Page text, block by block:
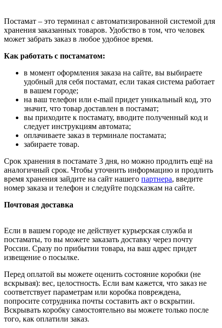
Постамат – это терминал с автоматизированной системой для
хранения заказанных товаров. Удобство в том, что человек
может забрать заказ в любое удобное время.
Как работать с постаматом:
в момент оформления заказа на сайте, вы выбираете
удобный для себя постамат, если такая система работает
в вашем городе;
на ваш телефон или e-mail придет уникальный код, это
значит, что товар доставлен в постамат;
вы приходите к постамату, вводите полученный код и
следует инструкциям автомата;
оплачиваете заказ в терминале постамата;
забираете товар.
Срок хранения в постамате 3 дня, но можно продлить ещё на
аналогичный срок. Чтобы уточнить информацию и продлить
время хранения зайдите на сайт нашего партнера, введите
номер заказа и телефон и следуйте подсказкам на сайте.
Почтовая доставка
Если в вашем городе не действует курьерская служба и
постаматы, то вы можете заказать доставку через почту
России. Сразу по прибытии товара, на ваш адрес придет
извещение о посылке.
Перед оплатой вы можете оценить состояние коробки (не
вскрывая): вес, целостность. Если вам кажется, что заказ не
соответствует параметрам или коробка повреждена,
попросите сотрудника почты составить акт о вскрытии.
Вскрывать коробку самостоятельно вы можете только после
того, как оплатили заказ.